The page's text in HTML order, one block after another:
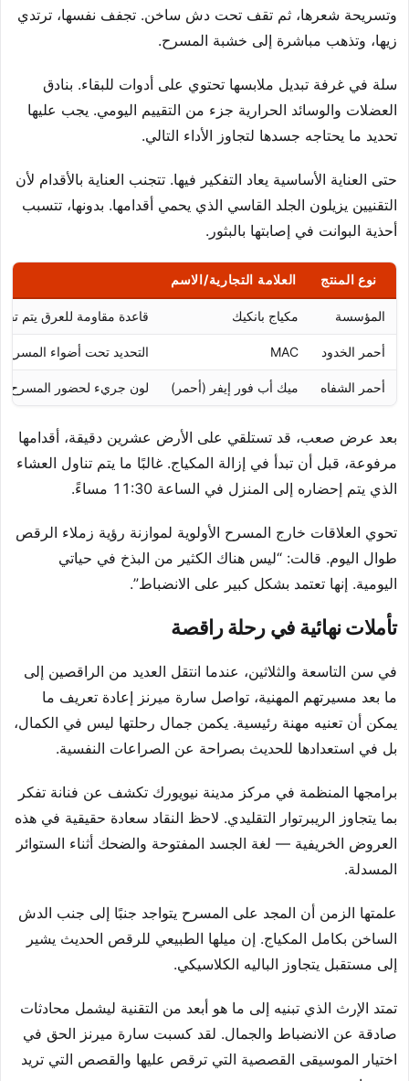
وتسريحة شعرها، ثم تقف تحت دش ساخن. تجفف نفسها، ترتدي
زيها، وتذهب مباشرة إلى خشبة المسرح.
سلة في غرفة تبديل ملابسها تحتوي على أدوات للبقاء. بنادق
العضلات والوسائد الحرارية جزء من التقييم اليومي. يجب عليها
تحديد ما يحتاجه جسدها لتجاوز الأداء التالي.
حتى العناية الأساسية يعاد التفكير فيها. تتجنب العناية بالأقدام لأن
التقنيين يزيلون الجلد القاسي الذي يحمي أقدامها. بدونها، تتسبب
أحذية البوانت في إصابتها بالبثور.
نوع المنتج العلامة التجارية/الاسم
المؤسسة مكياج بانكيك قاعدة مقاومة للعرق يتم
أحمر الخدود MAC التحديد تحت أضواء المسرح
أحمر الشفاه ميك أب فور إيفر (أحمر) لون جريء لحضور المسرح
بعد عرض صعب، قد تستلقي على الأرض عشرين دقيقة، أقدامها
مرفوعة، قبل أن تبدأ في إزالة المكياج. غالبًا ما يتم تناول العشاء
الذي يتم إحضاره إلى المنزل في الساعة 11:30 مساءً.
تحوي العلاقات خارج المسرح الأولوية لموازنة رؤية زملاء الرقص
طوال اليوم. قالت: “ليس هناك الكثير من البذخ في حياتي
اليومية. إنها تعتمد بشكل كبير على الانضباط”.
تأملات نهائية في رحلة راقصة
في سن التاسعة والثلاثين، عندما انتقل العديد من الراقصين إلى
ما بعد مسيرتهم المهنية، تواصل سارة ميرنز إعادة تعريف ما
يمكن أن تعنيه مهنة رئيسية. يكمن جمال رحلتها ليس في الكمال،
بل في استعدادها للحديث بصراحة عن الصراعات النفسية.
برامجها المنظمة في مركز مدينة نيويورك تكشف عن فنانة تفكر
بما يتجاوز الريبرتوار التقليدي. لاحظ النقاد سعادة حقيقية في هذه
العروض الخريفية — لغة الجسد المفتوحة والضحك أثناء الستوائر
المسدلة.
علمتها الزمن أن المجد على المسرح يتواجد جنبًا إلى جنب الدش
الساخن بكامل المكياج. إن ميلها الطبيعي للرقص الحديث يشير
إلى مستقبل يتجاوز الباليه الكلاسيكي.
تمتد الإرث الذي تبنيه إلى ما هو أبعد من التقنية ليشمل محادثات
صادقة عن الانضباط والجمال. لقد كسبت سارة ميرنز الحق في
اختيار الموسيقى القصصية التي ترقص عليها والقصص التي تريد